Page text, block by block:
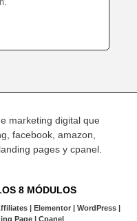
8 MÓDULOS
| Elementor | WordPress |
Page | Cpanel